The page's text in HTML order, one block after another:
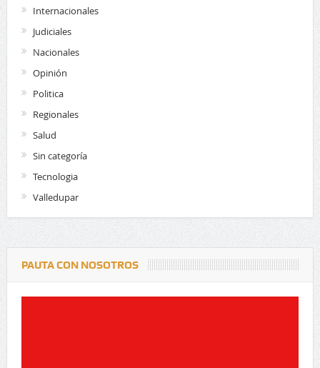
Internacionales
Judiciales
Nacionales
Opinión
Politica
Regionales
Salud
Sin categoría
Tecnologia
Valledupar
PAUTA CON NOSOTROS